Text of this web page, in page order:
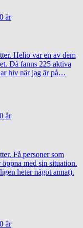
Helio var en av dem
Då fanns 225 aktiva
hiv när jag är på…
Få personer som
med sin situation.
heter något annat).